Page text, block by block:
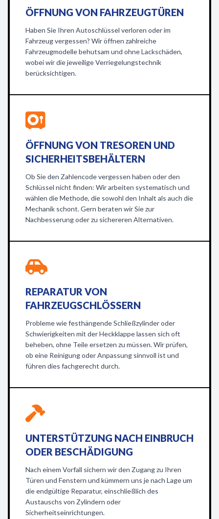
ÖFFNUNG VON FAHRZEUGTÜREN
Haben Sie Ihren Autoschlüssel verloren oder im
Fahrzeug vergessen? Wir öffnen zahlreiche
Fahrzeugmodelle behutsam und ohne Lackschäden,
wobei wir die jeweilige Verriegelungstechnik
berücksichtigen.
ÖFFNUNG VON TRESOREN UND
SICHERHEITSBEHÄLTERN
Ob Sie den Zahlencode vergessen haben oder den
Schlüssel nicht finden: Wir arbeiten systematisch und
wählen die Methode, die sowohl den Inhalt als auch die
Mechanik schont. Gern beraten wir Sie zur
Nachbesserung oder zu sichereren Alternativen.
REPARATUR VON
FAHRZEUGSCHLÖSSERN
Probleme wie festhängende Schließzylinder oder
Schwierigkeiten mit der Heckklappe lassen sich oft
beheben, ohne Teile ersetzen zu müssen. Wir prüfen,
ob eine Reinigung oder Anpassung sinnvoll ist und
führen dies fachgerecht durch.
UNTERSTÜTZUNG NACH EINBRUCH
ODER BESCHÄDIGUNG
Nach einem Vorfall sichern wir den Zugang zu Ihren
Türen und Fenstern und kümmern uns je nach Lage um
die endgültige Reparatur, einschließlich des
Austauschs von Zylindern oder
Sicherheitseinrichtungen.